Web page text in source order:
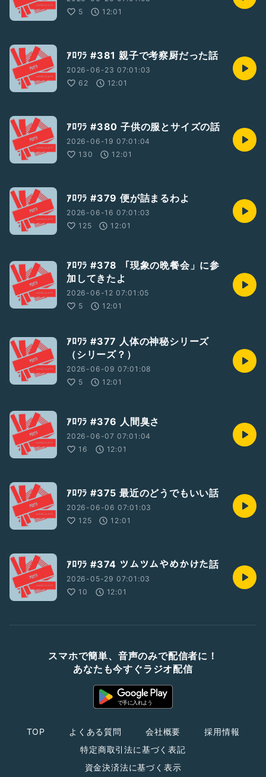
5
12:01
ｱﾛﾜﾗ #381 親子で考察厨だった話
2026-06-23 07:01:03
62
12:01
ｱﾛﾜﾗ #380 子供の服とサイズの話
2026-06-19 07:01:04
130
12:01
ｱﾛﾜﾗ #379 便が詰まるわよ
2026-06-16 07:01:03
125
12:01
ｱﾛﾜﾗ #378 「現象の晩餐会」に参
加してきたよ
2026-06-12 07:01:05
5
12:01
ｱﾛﾜﾗ #377 人体の神秘シリーズ
（シリーズ？）
2026-06-09 07:01:08
5
12:01
ｱﾛﾜﾗ #376 人間臭さ
2026-06-07 07:01:04
16
12:01
ｱﾛﾜﾗ #375 最近のどうでもいい話
2026-06-06 07:01:03
125
12:01
ｱﾛﾜﾗ #374 ツムツムやめかけた話
2026-05-29 07:01:03
10
12:01
スマホで簡単、音声のみで配信者に！
あなたも今すぐラジオ配信
TOP よくある質問 会社概要
採用情報
特定商取引法に基づく表記
資金決済法に基づく表示